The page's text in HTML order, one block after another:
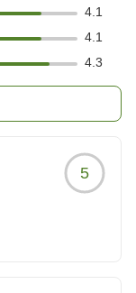
4.1
4.1
4.3
5